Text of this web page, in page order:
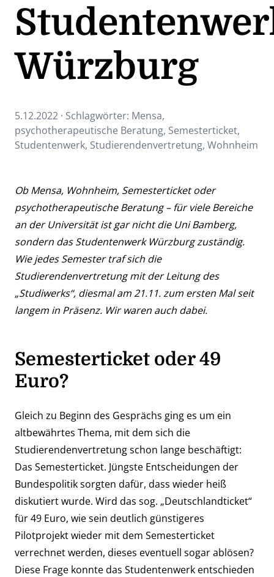
Würzburg
5.12.2022 · Schlagwörter: Mensa,
psychotherapeutische Beratung, Semesterticket,
Studentenwerk, Studierendenvertretung, Wohnheim
Ob Mensa, Wohnheim, Semesterticket oder
psychotherapeutische Beratung – für viele Bereiche
an der Universität ist gar nicht die Uni Bamberg,
sondern das Studentenwerk Würzburg zuständig.
Wie jedes Semester traf sich die
Studierendenvertretung mit der Leitung des
„Studiwerks“, diesmal am 21.11. zum ersten Mal seit
langem in Präsenz. Wir waren auch dabei.
Semesterticket oder 49
Euro?
Gleich zu Beginn des Gesprächs ging es um ein
altbewährtes Thema, mit dem sich die
Studierendenvertretung schon lange beschäftigt:
Das Semesterticket. Jüngste Entscheidungen der
Bundespolitik sorgten dafür, dass wieder heiß
diskutiert wurde. Wird das sog. „Deutschlandticket“
für 49 Euro, wie sein deutlich günstigeres
Pilotprojekt wieder mit dem Semesterticket
verrechnet werden, dieses eventuell sogar ablösen?
Diese Frage konnte das Studentenwerk entschieden